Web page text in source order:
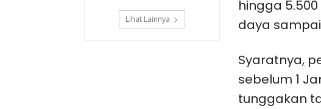
Lihat Lainnya
hingga
daya sampai
Syaratnya,
sebelum 1
tunggakan